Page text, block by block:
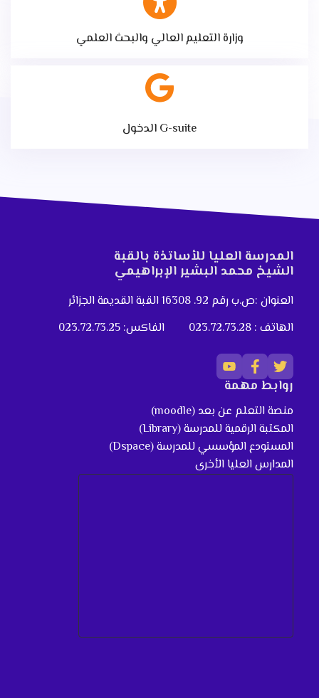
وزارة التعليم العالي والبحث العلمي
الدخول G-suite
المدرسة العليا للأساتذة بالقبة
الشيخ محمد البشير الإبراهيمي
العنوان :ص.ب رقم 92. 16308 القبة القديمة الجزائر
الهاتف : 023.72.73.28
الفاكس: 023.72.73.25
روابط مهمة
منصة التعلم عن بعد (moodle)
المكتبة الرقمية للمدرسة (Library)
المستودع المؤسسي للمدرسة (Dspace)
المدارس العليا الأخرى